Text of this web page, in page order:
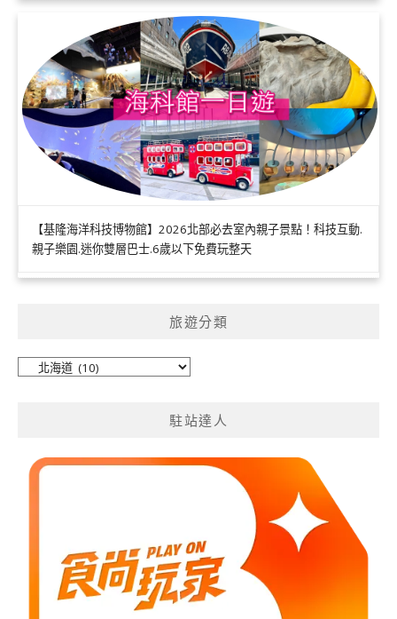
【基隆海洋科技博物館】2026北部必去室內親子景點！科技互動.
親子樂園.迷你雙層巴士.6歲以下免費玩整天
旅遊分類
駐站達人